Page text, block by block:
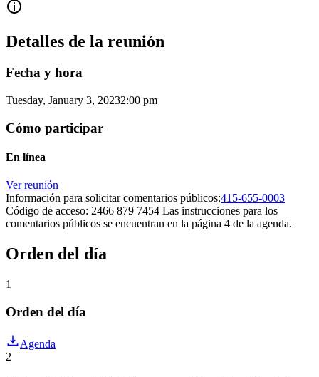
Detalles de la reunión
Fecha y hora
Tuesday, January 3, 20232:00 pm
Cómo participar
En línea
Ver reunión
Información para solicitar comentarios públicos:415-655-0003
Código de acceso: 2466 879 7454 Las instrucciones para los
comentarios públicos se encuentran en la página 4 de la agenda.
Orden del día
1
Orden del día
Agenda
2